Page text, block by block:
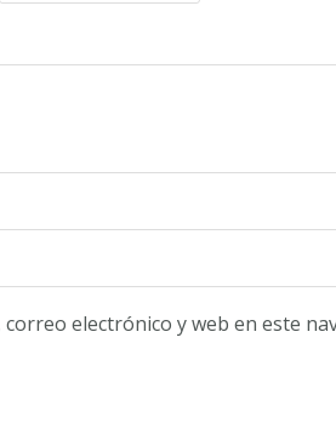
electrónico y web en este